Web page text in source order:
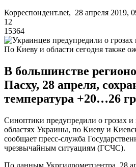
Корреспондент.net, 28 апреля 2019,
12
15364
По Киеву и области сегодня также
В большинстве
Пасху, 28 апреля,
температура +20…26
Синоптики предупредили о грозах
областях Украины, по Киеву и
сообщает пресс-служба
чрезвычайным ситуациям (ГСЧС).
По данным Укргидрометцентра, 28